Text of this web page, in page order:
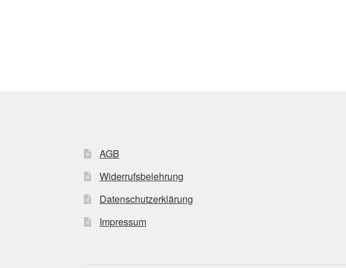
AGB
Widerrufsbelehrung
Datenschutzerklärung
Impressum